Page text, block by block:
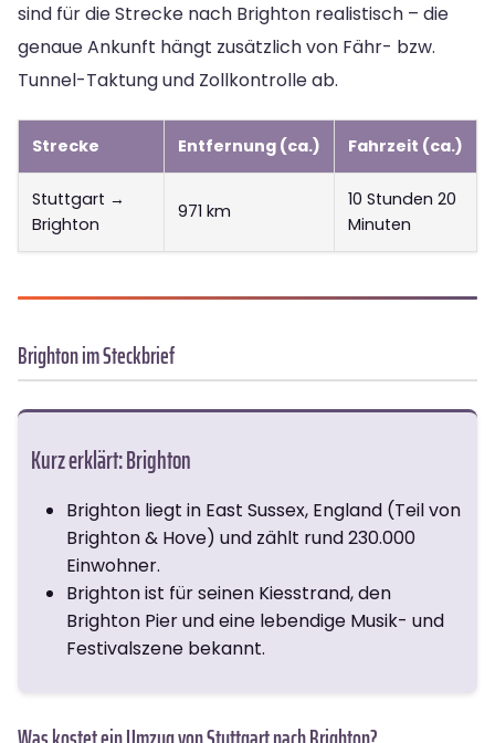
sind für die Strecke nach Brighton realistisch – die
genaue Ankunft hängt zusätzlich von Fähr- bzw.
Tunnel-Taktung und Zollkontrolle ab.
Strecke Entfernung (ca.) Fahrzeit (ca.)
Stuttgart →
Brighton
971 km
10 Stunden 20
Minuten
Brighton im Steckbrief
Kurz erklärt: Brighton
Brighton liegt in East Sussex, England (Teil von
Brighton & Hove) und zählt rund 230.000
Einwohner.
Brighton ist für seinen Kiesstrand, den
Brighton Pier und eine lebendige Musik- und
Festivalszene bekannt.